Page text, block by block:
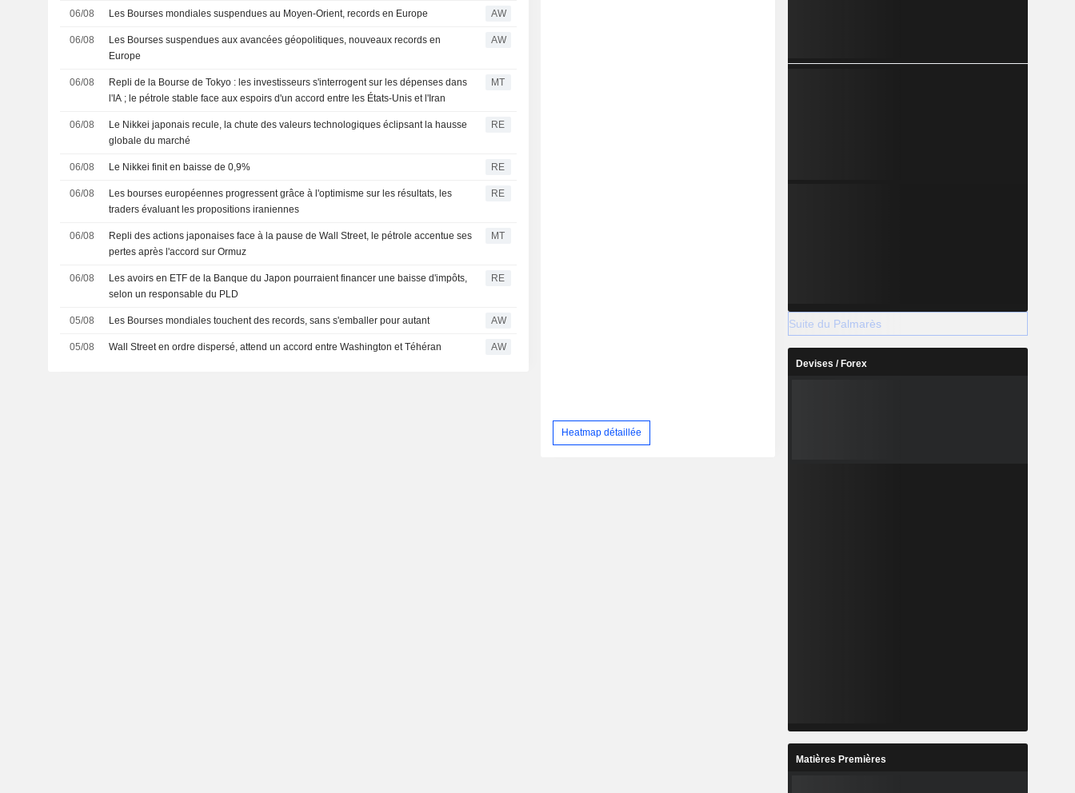
06/08 Les Bourses mondiales suspendues au Moyen-Orient, records en Europe AW
06/08
Les Bourses suspendues aux avancées géopolitiques, nouveaux records en
Europe
AW
06/08
Repli de la Bourse de Tokyo : les investisseurs s'interrogent sur les dépenses dans
l'IA ; le pétrole stable face aux espoirs d'un accord entre les États-Unis et l'Iran
MT
06/08
Le Nikkei japonais recule, la chute des valeurs technologiques éclipsant la hausse
globale du marché
RE
06/08 Le Nikkei finit en baisse de 0,9% RE
06/08
Les bourses européennes progressent grâce à l'optimisme sur les résultats, les
traders évaluant les propositions iraniennes
RE
06/08
Repli des actions japonaises face à la pause de Wall Street, le pétrole accentue ses
pertes après l'accord sur Ormuz
MT
06/08
Les avoirs en ETF de la Banque du Japon pourraient financer une baisse d'impôts,
selon un responsable du PLD
RE
05/08 Les Bourses mondiales touchent des records, sans s'emballer pour autant AW
05/08 Wall Street en ordre dispersé, attend un accord entre Washington et Téhéran AW
Heatmap détaillée
Suite du Palmarès
Devises / Forex
Matières Premières